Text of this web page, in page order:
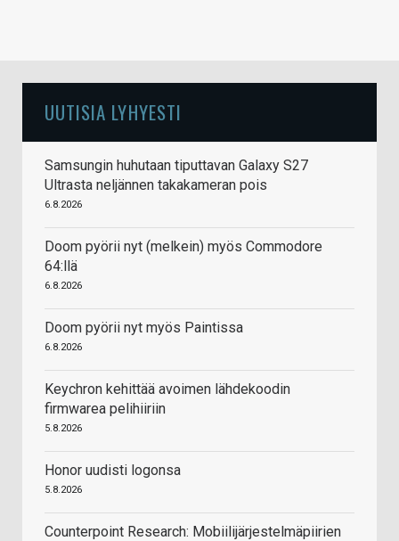
UUTISIA LYHYESTI
Samsungin huhutaan tiputtavan Galaxy S27
Ultrasta neljännen takakameran pois
6.8.2026
Doom pyörii nyt (melkein) myös Commodore
64:llä
6.8.2026
Doom pyörii nyt myös Paintissa
6.8.2026
Keychron kehittää avoimen lähdekoodin
firmwarea pelihiiriin
5.8.2026
Honor uudisti logonsa
5.8.2026
Counterpoint Research: Mobiilijärjestelmäpiirien